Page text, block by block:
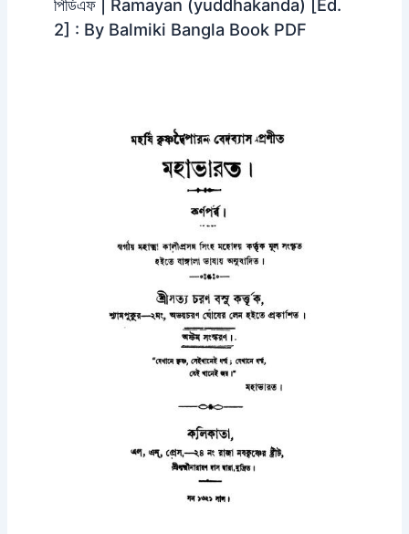
পিডিএফ | Ramayan (yuddhakanda) [Ed.
2] : By Balmiki Bangla Book PDF